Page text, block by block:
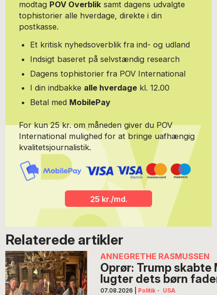
berømte sætning: ”America is so vast that almost everything said
about it is likely to be true, and the opposite is probably equally
true”. Jeg har rejst USA tyndt i mere end tyve år, både i
forbindelse med akademiske studier, filmoptagelser, som turist og i
nogle tilfælde også som blaffende vagabond. Jeg har en dyb
Jeg har undervist i amerikansk historie, politik og kultur på
Grundtvigs Højskole og er nu Historie og Samfundsfagslærer.
modtag POV Overbliksamt dagens udvalgte
tophistorier alle hverdage, direkte i din
postkasse.
Et kritisk nyhedsoverblik fra ind- og udland
Indsigt baseret på selvstændig research
Dagens tophistorier fra POV International
I din indbakke alle hverdage kl. 12.00
Betal med MobilePay
For kun 25 kr. om måneden giver du POV
International mulighed for at bringe uafhængig
kvalitetsjournalistik.
25 kr./md.
Relaterede artikler
ANNEGRETHE RASMUSSEN
Oprør: Trump skabte
lugter dets børn
07.08.2026 Politik · USA